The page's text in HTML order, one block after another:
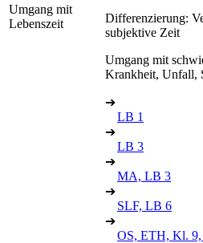
Umgang mit
Lebenszeit
Differenzierung:
subjektive Zeit
Umgang mit
Krankheit, Unfall,
➔
LB 1
➔
LB 3
➔
MA, LB 3
➔
SLF, LB 6
➔
OS, ETH, Kl. 9,